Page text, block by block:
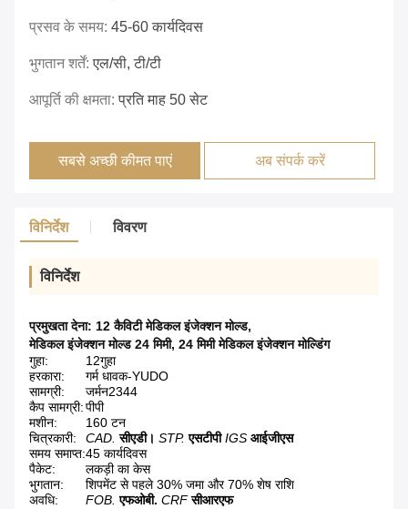
प्रसव के समय: 45-60 कार्यदिवस
भुगतान शर्तें:एल/सी, टी/टी
आपूर्ति की क्षमता:प्रति माह 50 सेट
सबसे अच्छी कीमत पाएं अब संपर्क करें
विनिर्देश विवरण
विनिर्देश
प्रमुखता देना: 12 कैविटी मेडिकल इंजेक्शन मोल्ड,
मेडिकल इंजेक्शन मोल्ड 24 मिमी, 24 मिमी मेडिकल इंजेक्शन मोल्डिंग
गुहा:
12गुहा
हरकारा:
गर्म धावक-YUDO
सामग्री:
जर्मन2344
कैप सामग्री:पीपी
मशीन:
160 टन
चित्रकारी:
CAD. सीएडी। STP. एसटीपी IGS आईजीएस
समय समाप्त:45 कार्यदिवस
पैकेट:
लकड़ी का केस
भुगतान:
शिपमेंट से पहले 30% जमा और 70% शेष राशि
अवधि:
FOB. एफओबी. CRF सीआरएफ